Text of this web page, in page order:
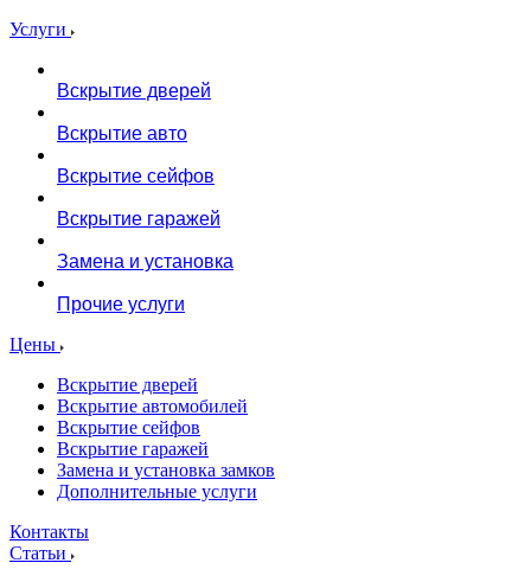
Услуги
Вскрытие дверей
Вскрытие авто
Вскрытие сейфов
Вскрытие гаражей
Замена и установка
Прочие услуги
Цены
Вскрытие дверей
Вскрытие автомобилей
Вскрытие сейфов
Вскрытие гаражей
Замена и установка замков
Дополнительные услуги
Контакты
Статьи